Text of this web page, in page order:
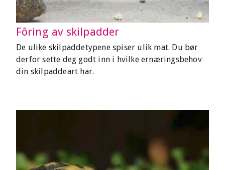
Fôring av skilpadder
De ulike skilpaddetypene spiser ulik mat. Du bør
derfor sette deg godt inn i hvilke ernæringsbehov
din skilpaddeart har.